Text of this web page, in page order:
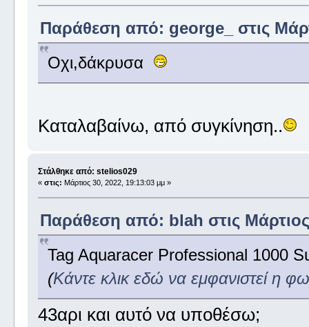
Παράθεση από: george_ στις
Οχι,δάκρυσα
Καταλαβαίνω, από συγκίνηση..
Στάλθηκε από: stelios029
« στις: Μάρτιος 30, 2022, 19:13:03 μμ »
Παράθεση από: blah στις
Tag Aquaracer Professional 1000
(Κάντε κλικ εδώ να εμφανιστεί η
43αρι και αυτό να υποθέσω;